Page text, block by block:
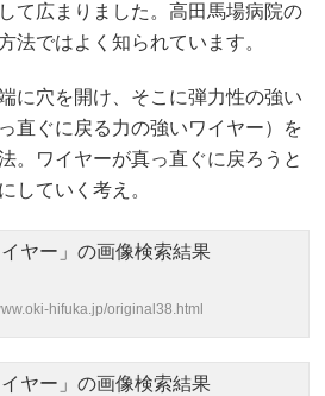
て広まりました。高田馬場病院の
法ではよく知られています。
に穴を開け、そこに弾力性の強い
直ぐに戻る力の強いワイヤー）を
。ワイヤーが真っ直ぐに戻ろうと
していく考え。
hifuka.jp/original38.html